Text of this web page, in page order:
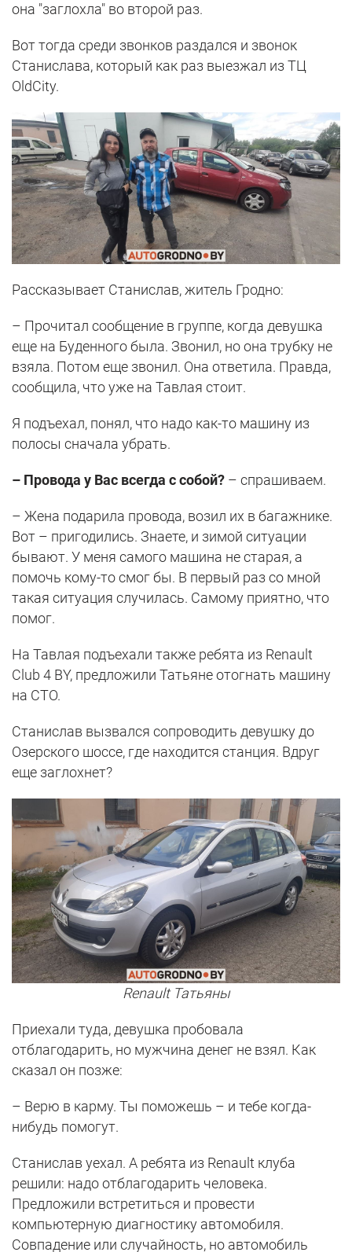
она "заглохла" во второй раз.
Вот тогда среди звонков раздался и звонок
Станислава, который как раз выезжал из ТЦ
OldCity.
Рассказывает Станислав, житель Гродно:
– Прочитал сообщение в группе, когда девушка
еще на Буденного была. Звонил, но она трубку не
взяла. Потом еще звонил. Она ответила. Правда,
сообщила, что уже на Тавлая стоит.
Я подъехал, понял, что надо как-то машину из
полосы сначала убрать.
– Провода у Вас всегда с собой? – спрашиваем.
– Жена подарила провода, возил их в багажнике.
Вот – пригодились. Знаете, и зимой ситуации
бывают. У меня самого машина не старая, а
помочь кому-то смог бы. В первый раз со мной
такая ситуация случилась. Самому приятно, что
помог.
На Тавлая подъехали также ребята из Renault
Club 4 BY, предложили Татьяне отогнать машину
на СТО.
Станислав вызвался сопроводить девушку до
Озерского шоссе, где находится станция. Вдруг
еще заглохнет?
Renault Татьяны
Приехали туда, девушка пробовала
отблагодарить, но мужчина денег не взял. Как
сказал он позже:
– Верю в карму. Ты поможешь – и тебе когда-
нибудь помогут.
Станислав уехал. А ребята из Renault клуба
решили: надо отблагодарить человека.
Предложили встретиться и провести
компьютерную диагностику автомобиля.
Совпадение или случайность, но автомобиль